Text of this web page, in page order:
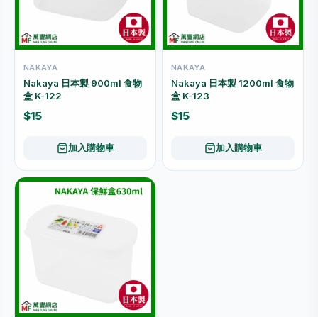
NAKAYA
Nakaya 日本製 900ml 食物
盒 K-122
$15
加入購物車
NAKAYA
Nakaya 日本製 1200ml 食物
盒 K-123
$15
加入購物車